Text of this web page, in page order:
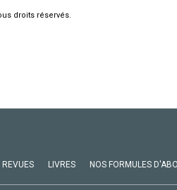
droits réservés.
REVUES LIVRES NOS FORMULES